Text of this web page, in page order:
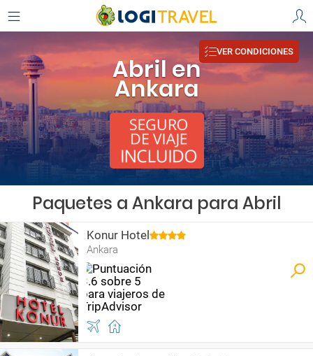
Abril en
Ankara
VER CONDICIONES
Paquetes a Ankara para Abril
Konur Hotel
Ankara